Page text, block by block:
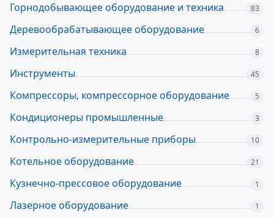
Горнодобывающее оборудование и техника 83
Деревообрабатывающее оборудование 6
Измерительная техника 8
Инструменты 45
Компрессоры, компрессорное оборудование 5
Кондиционеры промышленные 3
Контрольно-измерительные приборы 10
Котельное оборудование 21
Кузнечно-прессовое оборудование 1
Лазерное оборудование 1